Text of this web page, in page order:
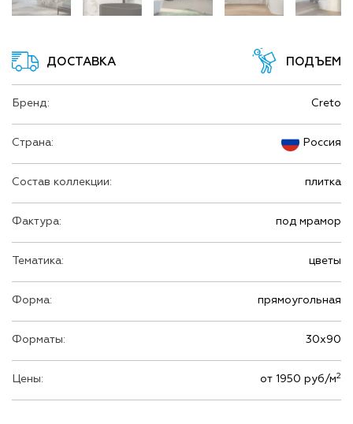
ДОСТАВКА ПОДЪЕМ
Бренд: Creto
Страна: Россия
Состав коллекции: плитка
Фактура: под мрамор
Тематика: цветы
Форма: прямоугольная
Форматы: 30х90
Цены: от 1950 руб/м2